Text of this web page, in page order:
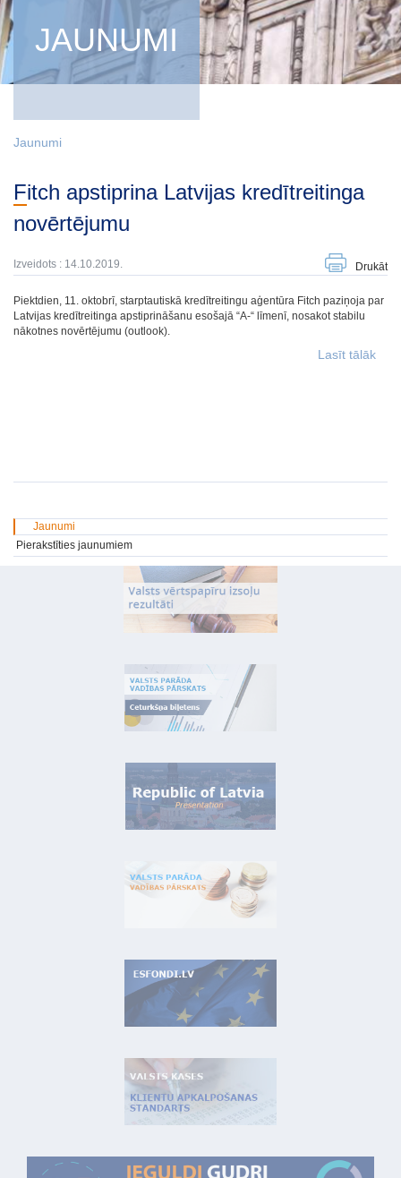
JAUNUMI
Jaunumi
Fitch apstiprina Latvijas kredītreitinga
novērtējumu
Izveidots : 14.10.2019. Drukāt
Piektdien, 11. oktobrī, starptautiskā kredītreitingu aģentūra Fitch paziņoja par
Latvijas kredītreitinga apstiprināšanu esošajā “A-“ līmenī, nosakot stabilu
nākotnes novērtējumu (outlook).
Lasīt tālāk
Jaunumi
Pierakstīties jaunumiem